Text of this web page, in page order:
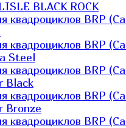
BLACK ROCK
квадроциклов BRP
квадроциклов BRP
Steel
квадроциклов BRP
Black
квадроциклов BRP
Bronze
квадроциклов BRP